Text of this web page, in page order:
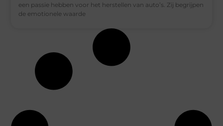
een passie hebben voor het herstellen van auto’s. Zij begrijpen
de emotionele waarde